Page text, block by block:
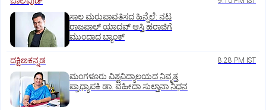
ಸಾಲ ಮರುಪಾವತಿಸದ ಹಿನ್ನೆಲೆ: ನಟ
ರಾಜಪಾಲ್ ಯಾದವ್‌ ಆಸ್ತಿ ಹರಾಜಿಗೆ
ಮುಂದಾದ ಬ್ಯಾಂಕ್
ದಕ್ಷಿಣಕನ್ನಡ 8:28 PM IST
ಮಂಗಳೂರು ವಿಶ್ವವಿದ್ಯಾಲಯದ ನಿವೃತ್ತ
ಪ್ರಾಧ್ಯಾಪಕಿ ಡಾ. ವಹೀದಾ ಸುಲ್ತಾನಾ ನಿಧನ